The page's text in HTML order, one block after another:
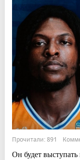
Прочитали: 891
Он будет